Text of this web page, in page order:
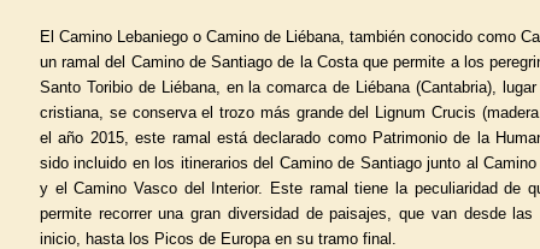
El Camino Lebaniego o Camino de Liébana, también conocido como
un ramal del Camino de Santiago de la Costa que permite a los
Santo Toribio de Liébana, en la comarca de Liébana (Cantabria),
cristiana, se conserva el trozo más grande del Lignum Crucis
el año 2015, este ramal está declarado como Patrimonio de la
sido incluido en los itinerarios del Camino de Santiago junto al
y el Camino Vasco del Interior. Este ramal tiene la peculiaridad de
permite recorrer una gran diversidad de paisajes, que van desde
inicio, hasta los Picos de Europa en su tramo final.